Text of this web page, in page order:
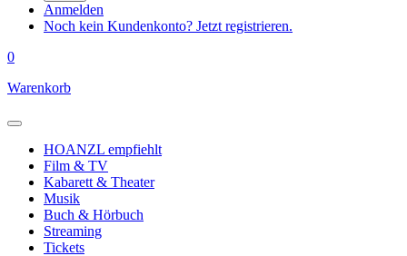
Anmelden
Noch kein Kundenkonto? Jetzt registrieren.
0
Warenkorb
HOANZL empfiehlt
Film & TV
Kabarett & Theater
Musik
Buch & Hörbuch
Streaming
Tickets